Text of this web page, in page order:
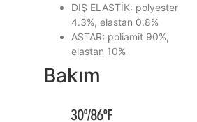
DIŞ ELASTİK: polyester
4.3%, elastan 0.8%
ASTAR: poliamit 90%,
elastan 10%
Bakım